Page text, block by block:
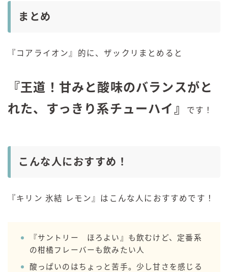
まとめ
『コアライオン』的に、ザックリまとめると
『王道！甘みと酸味のバランスがと
れた、すっきり系チューハイ』
です！
こんな人におすすめ！
『キリン 氷結 レモン』はこんな人におすすめです！
『サントリー ほろよい』も飲むけど、定番系
の柑橘フレーバーも飲みたい人
酸っぱいのはちょっと苦手。少し甘さを感じる